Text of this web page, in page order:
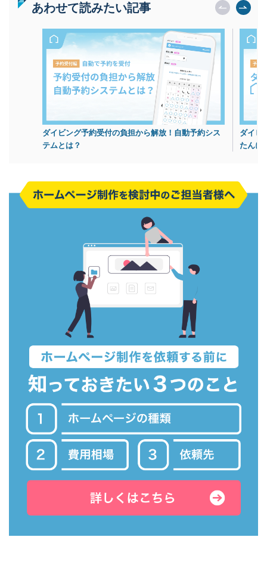
あわせて読みたい記事
ダイビング予約受付の負担から解放！自動予約シス
テムとは？
ダイビ
たんに